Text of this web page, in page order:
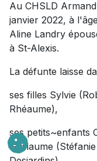
Au CHSLD
janvier 2022, à
Aline Landry
à St-Alexis.
La défunte laisse
ses filles Sylvie
Rhéaume),
ses petits~enfants
Guillaume